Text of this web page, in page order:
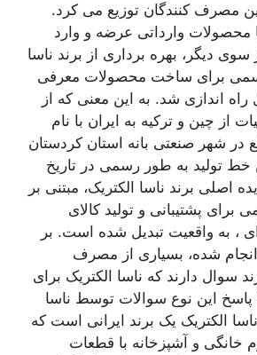
مصرف کنندگان توزیع می کرد.
محصولات وارداتی عرضه و وارد
سوی دیگر، بهره برداری از برند ناسا
برای ساخت محصولات معرفی
اندازی شد. به این معنی که از
از چین و ترکیه به ایران با نام
در شهر صنعتی بانه استان کردستان
خط تولید به طور رسمی در تاریخ
اصلی برند ناسا الکتریک، مبتنی بر
برای پشتیبانی و تولید کالای
ای ، به واقعیت تبدیل شده است. بر
شده، بسیاری از مصرف
سوال دارند که ناسا الکتریک برای
این نوع سوالات توسط ناسا
الکتریک یک برند ایرانی است که
خانگی و آشپزخانه با قطعات